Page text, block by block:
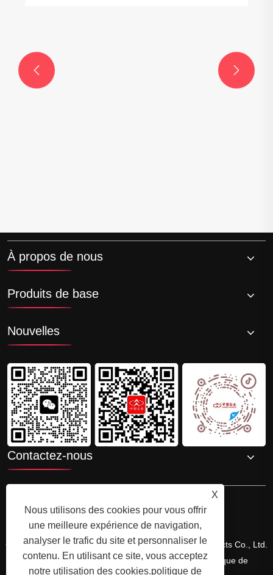
 
À propos de nous
Produits de base
Nouvelles
Contactez-nous
Copyright © 2025 Shenzhenzhongsuwang Plastic Products Co., Ltd.
Tous droits réservés.Links Sitemap RSS XML politique de
X
Nous utilisons des cookies pour vous offrir
une meilleure expérience de navigation,
analyser le trafic du site et personnaliser le
contenu. En utilisant ce site, vous acceptez
notre utilisation des cookies.politique de